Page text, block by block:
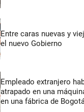
Entre caras nuevas y
el nuevo Gobierno
Empleado extranjero
atrapado en una
en una fábrica de